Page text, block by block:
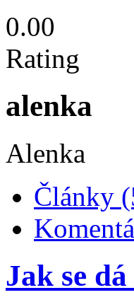
0.00
Rating
alenka
Alenka
Články
Jak se